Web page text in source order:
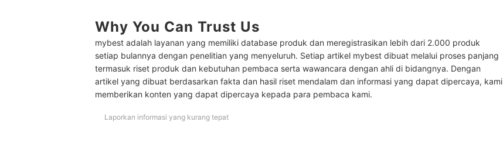
Peringkat Meja Rapat Terbaik
Pertanyaan umum seputar meja rapat
Why You Can Trust Us
mybest adalah layanan yang memiliki database produk dan meregistrasikan lebih dari 2.000 produk
setiap bulannya dengan penelitian yang menyeluruh. Setiap artikel mybest dibuat melalui proses panjang
termasuk riset produk dan kebutuhan pembaca serta wawancara dengan ahli di bidangnya. Dengan
artikel yang dibuat berdasarkan fakta dan hasil riset mendalam dan informasi yang dapat dipercaya, kami
memberikan konten yang dapat dipercaya kepada para pembaca kami.
Laporkan informasi yang kurang tepat